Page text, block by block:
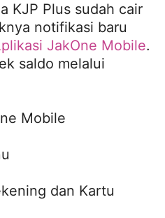
KJP Plus sudah cair
notifikasi baru
JakOne Mobile.
saldo melalui
Mobile
dan Kartu